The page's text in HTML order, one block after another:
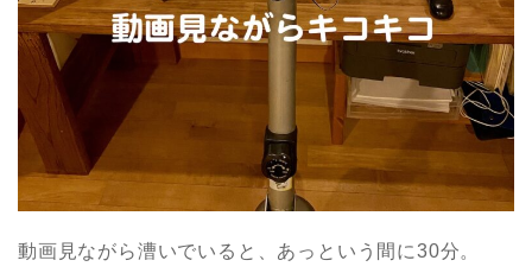
動画見ながら漕いでいると、あっという間に30分。